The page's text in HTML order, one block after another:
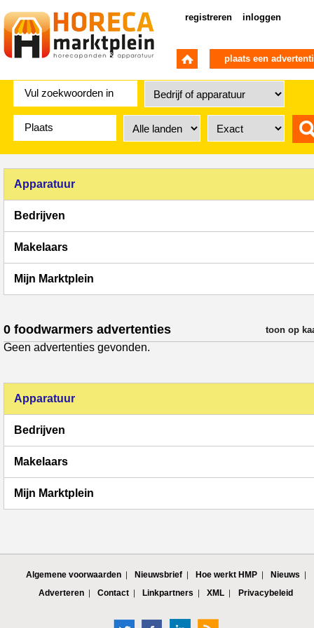
registreren inloggen
plaats een
Apparatuur
Bedrijven
Makelaars
Mijn Marktplein
0 foodwarmers advertenties verfijn
toon op
Geen advertenties gevonden.
Apparatuur
Bedrijven
Makelaars
Mijn Marktplein
Algemene voorwaarden Nieuwsbrief Hoe werkt HMP
Nieuws
Adverteren
Contact Linkpartners XML Privacybeleid